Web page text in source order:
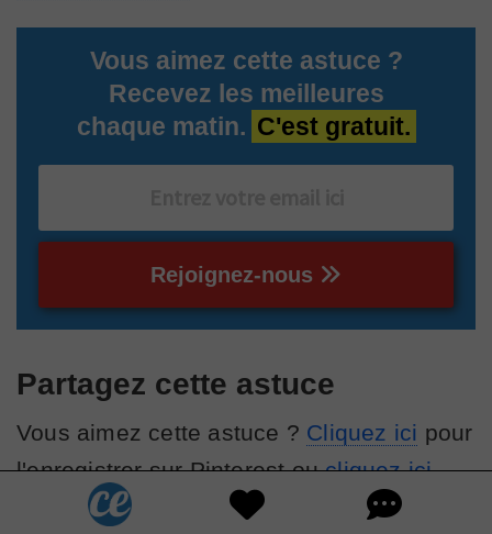
Vous aimez cette astuce ?
Recevez les meilleures
chaque matin. C'est gratuit.
Rejoignez-nous
Partagez cette astuce
Vous aimez cette astuce ? Cliquez ici pour
l'enregistrer sur Pinterest oucliquez ici
pour la partager avec vos amis sur